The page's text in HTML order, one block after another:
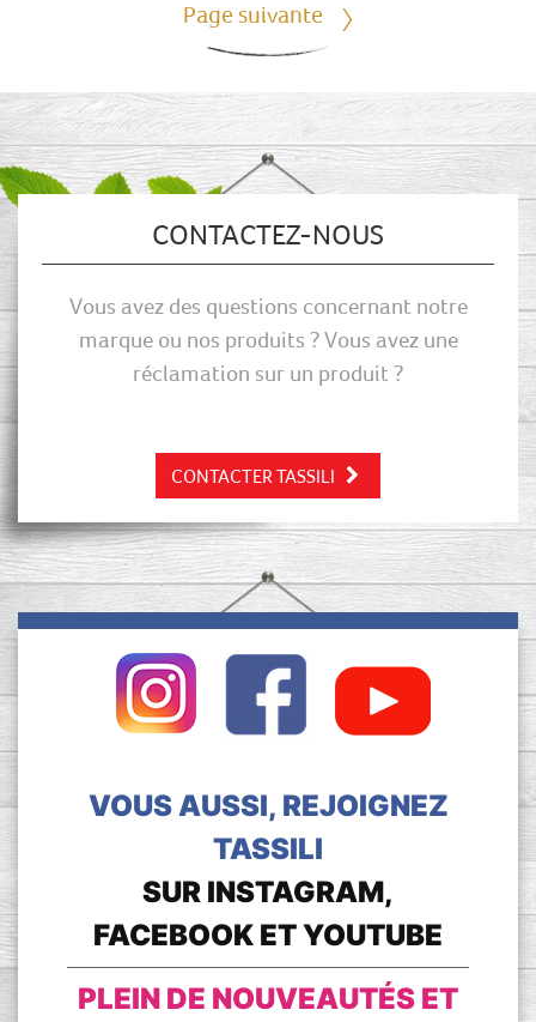
Page suivante
CONTACTEZ-NOUS
Vous avez des questions concernant notre
marque ou nos produits ? Vous avez une
réclamation sur un produit ?
CONTACTER TASSILI
VOUS AUSSI, REJOIGNEZ
TASSILI
SUR INSTAGRAM,
FACEBOOK ET YOUTUBE
PLEIN DE NOUVEAUTÉS ET